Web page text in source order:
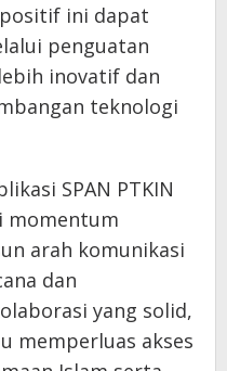
ini dapat
penguatan
inovatif dan
teknologi
SPAN PTKIN
momentum
arah komunikasi
dan
yang solid,
memperluas akses